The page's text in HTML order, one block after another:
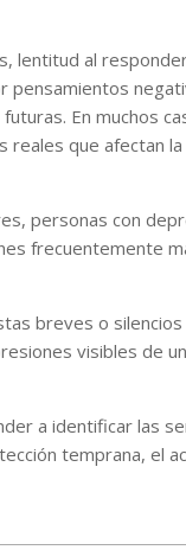
lentitud al
pensamientos
En muchos
reales que afectan
personas con
frecuentemente
breves o
visibles de
a identificar las
temprana, el